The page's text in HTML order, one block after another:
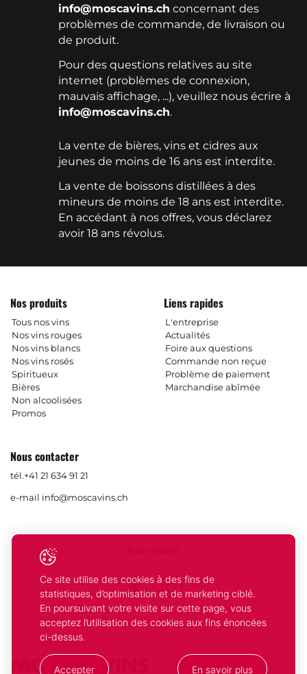
info@moscavins.ch concernant des
problèmes de commande, de livraison ou
de produit.
Pour des questions relatives au site
internet (problèmes de connexion,
mauvais affichage, ...), veuillez nous écrire à
info@moscavins.ch.
La vente de bières, vins et cidres aux
jeunes de moins de 16 ans est interdite.
La vente de boissons distillées à des
mineurs de moins de 18 ans est interdite.
En accédant à nos offres, vous déclarez
avoir 18 ans révolus.
Nos produits
Tous nos vins
Nos vins rouges
Nos vins blancs
Nos vins rosés
Spiritueux
Bières
Non alcoolisées
Promos
Liens rapides
L'entreprise
Actualités
Foire aux questions
Commande non reçue
Problème de paiement
Marchandise abîmée
Nous contacter
tél.+41 21 634 91 21
e-mail info@moscavins.ch
Facebook
Instagram
© 2026 Mosca Vins. Tous droits réservés
Ce site utilise des cookies à des fins de
statistiques, d’optimisation et de marketing ciblé.
En poursuivant votre visite sur cette page, vous
acceptez l’utilisation des cookies aux fins énoncées
ci-dessus.
Accepter En savoir plus